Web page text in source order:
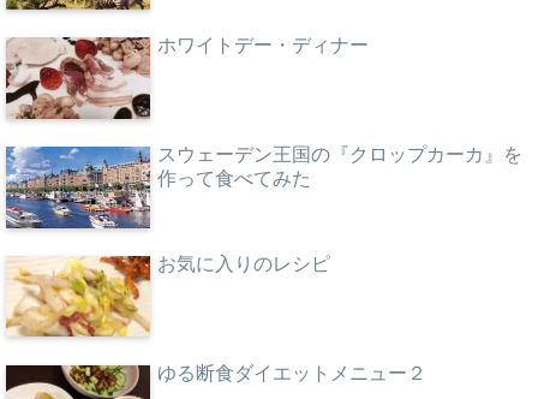
ホワイトデー・ディナー
スウェーデン王国の『クロップカーカ』を
作って食べてみた
お気に入りのレシピ
ゆる断食ダイエットメニュー２